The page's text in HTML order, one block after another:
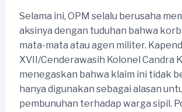
Selama ini, OPM selalu berusaha
aksinya dengan tuduhan bahwa
mata-mata atau agen militer.
XVII/Cenderawasih Kolonel Candra
menegaskan bahwa klaim ini tidak
hanya digunakan sebagai alasan
pembunuhan terhadap warga sipil.